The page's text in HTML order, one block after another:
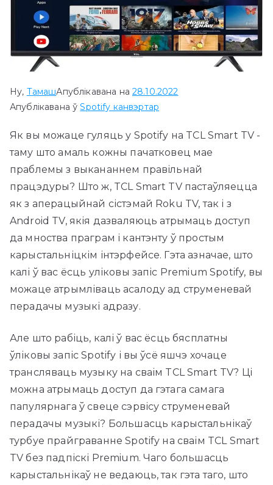
Ну, ТамашАпублікавана на28.10.2022
Апублікавана ўSpotify канвэртар
Як вы можаце гуляць у Spotify на TCL Smart TV -
таму што амаль кожны пачатковец мае
праблемы з выкананнем правільнай
працэдуры? Што ж, TCL Smart TV пастаўляецца
як з аперацыйнай сістэмай Roku TV, так і з
Android TV, якія дазваляюць атрымаць доступ
да мноства праграм і кантэнту ў простым
карыстальніцкім інтэрфейсе. Гэта азначае, што
калі ў вас ёсць уліковы запіс Premium Spotify, вы
можаце атрымліваць асалоду ад струменевай
перадачы музыкі адразу.
Але што рабіць, калі ў вас ёсць бясплатны
ўліковы запіс Spotify і вы ўсё яшчэ хочаце
трансляваць музыку на сваім TCL Smart TV? Ці
можна атрымаць доступ да гэтага самага
папулярнага ў свеце сэрвісу струменевай
перадачы музыкі? Большасць карыстальнікаў
турбуе прайграванне Spotify на сваім TCL Smart
TV без падпіскі Premium. Чаго большасць
карыстальнікаў не ведаюць, так гэта таго, што